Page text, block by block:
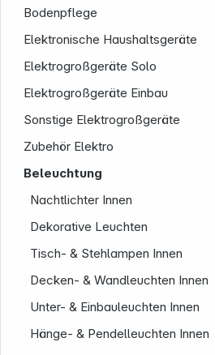
Bodenpflege
Elektronische Haushaltsgeräte
Elektrogroßgeräte Solo
Elektrogroßgeräte Einbau
Sonstige Elektrogroßgeräte
Zubehör Elektro
Beleuchtung
Nachtlichter Innen
Dekorative Leuchten
Tisch- & Stehlampen Innen
Decken- & Wandleuchten Innen
Unter- & Einbauleuchten Innen
Hänge- & Pendelleuchten Innen
Service